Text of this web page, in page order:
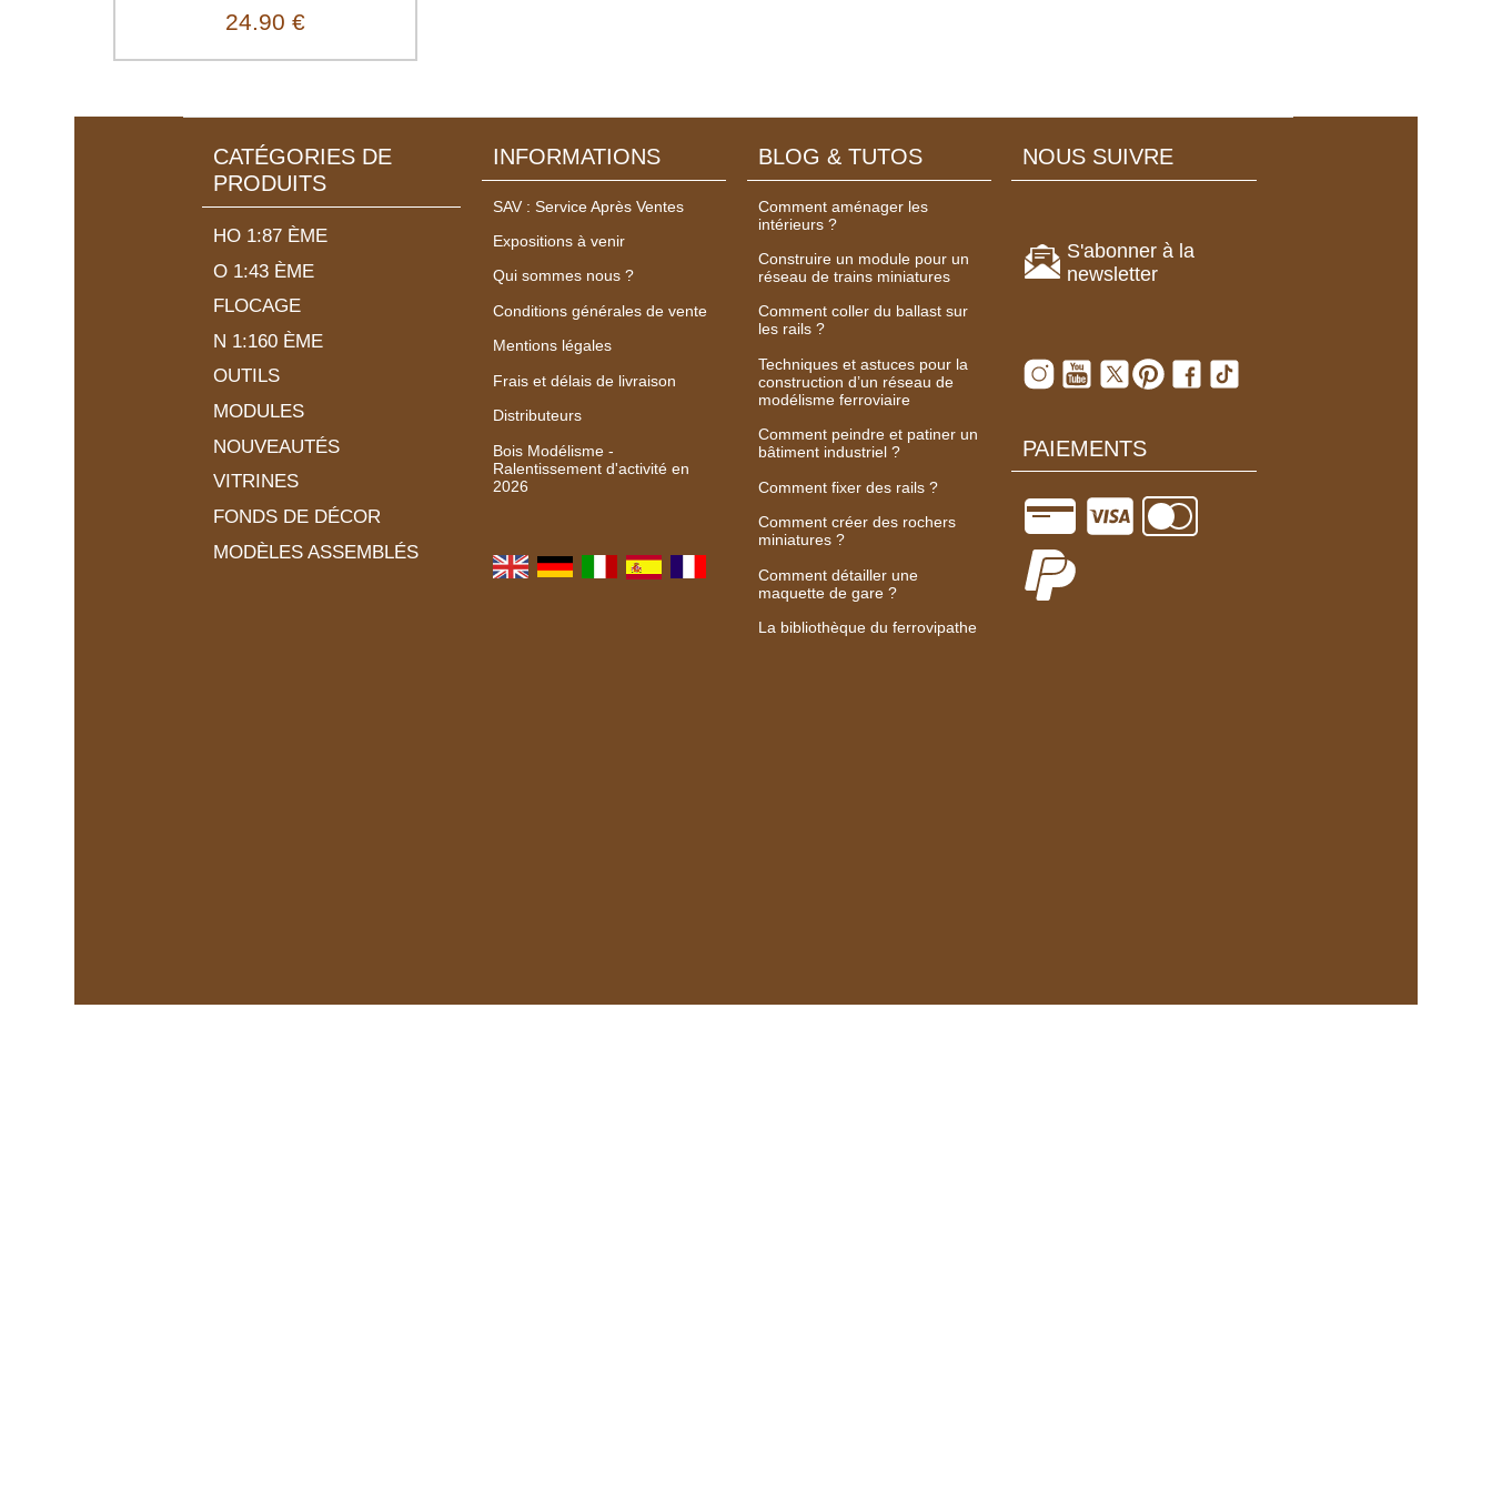
24.90 €
CATÉGORIES DE
PRODUITS
HO 1:87 ÈME
O 1:43 ÈME
FLOCAGE
N 1:160 ÈME
OUTILS
MODULES
NOUVEAUTÉS
VITRINES
FONDS DE DÉCOR
MODÈLES ASSEMBLÉS
INFORMATIONS
SAV : Service Après Ventes
Expositions à venir
Qui sommes nous ?
Conditions générales de vente
Mentions légales
Frais et délais de livraison
Distributeurs
Bois Modélisme -
Ralentissement d'activité en
2026
BLOG & TUTOS
Comment aménager les
intérieurs ?
Construire un module pour un
réseau de trains miniatures
Comment coller du ballast sur
les rails ?
Techniques et astuces pour la
construction d’un réseau de
modélisme ferroviaire
Comment peindre et patiner un
bâtiment industriel ?
Comment fixer des rails ?
Comment créer des rochers
miniatures ?
Comment détailler une
maquette de gare ?
La bibliothèque du ferrovipathe
NOUS SUIVRE
S'abonner à la
newsletter
PAIEMENTS